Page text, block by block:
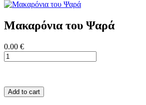
Μακαρόνια του Ψαρά
0.00 €
Add to cart